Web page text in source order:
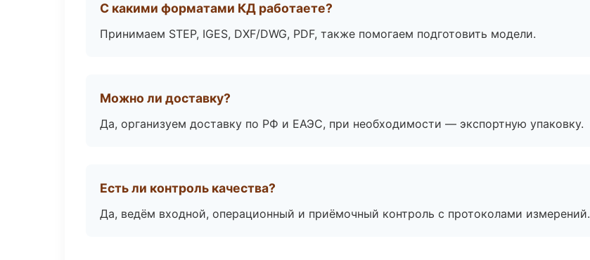
С какими форматами КД работаете?
Принимаем STEP, IGES, DXF/DWG, PDF, также помогаем подготовить модели.
Можно ли доставку?
Да, организуем доставку по РФ и ЕАЭС, при необходимости — экспортную упаковку.
Есть ли контроль качества?
Да, ведём входной, операционный и приёмочный контроль с протоколами измерений.